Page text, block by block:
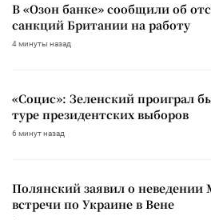
В «Озон банке» сообщили об
санкций Британии на работу
4 минуты назад
«Социс»: Зеленский проиграл
туре президентских выборов
6 минут назад
Полянский заявил о неведении
встречи по Украине в Вене